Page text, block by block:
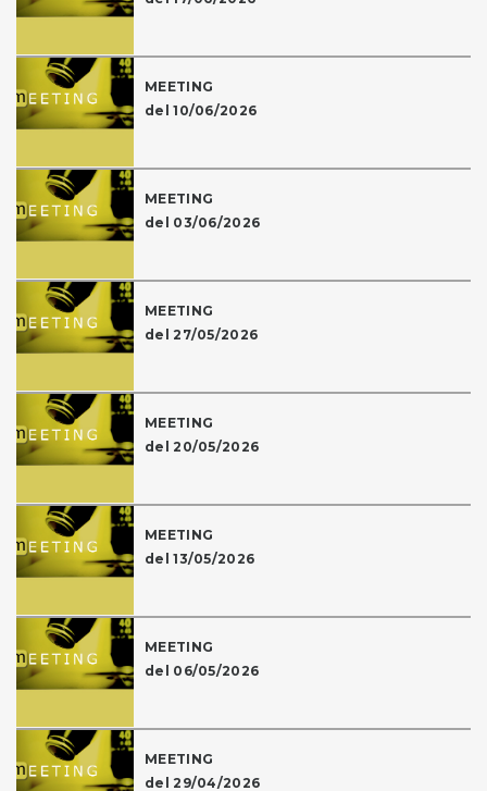
MEETING
del 10/06/2026
MEETING
del 03/06/2026
MEETING
del 27/05/2026
MEETING
del 20/05/2026
MEETING
del 13/05/2026
MEETING
del 06/05/2026
MEETING
del 29/04/2026